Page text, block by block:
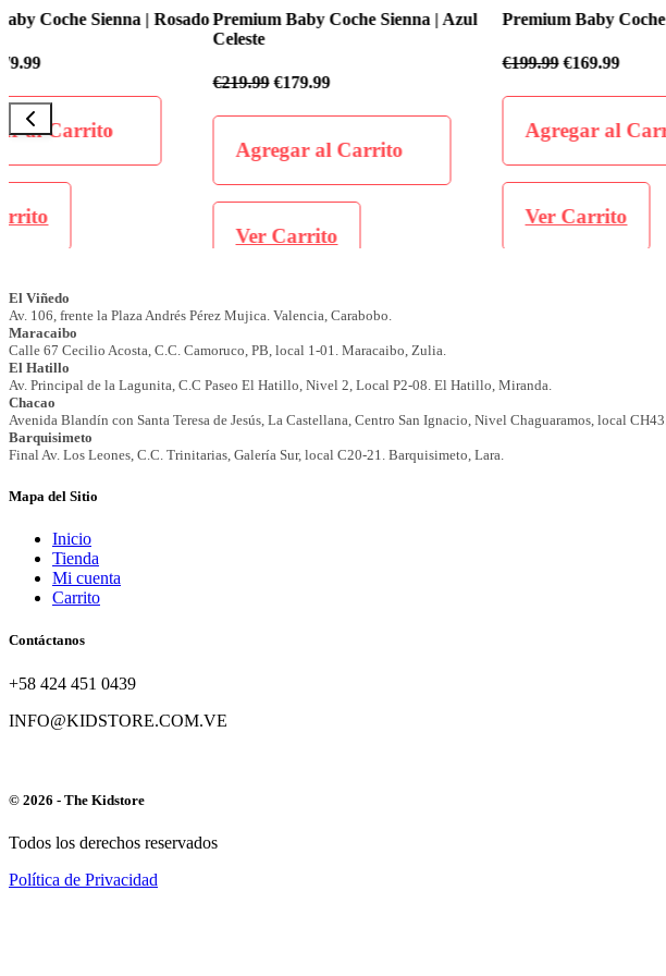
Premium Baby Coche Sienna | Azul
Premium Baby Coche Flexfly | RosadoPremium
Mapa del Sitio
Inicio
Tienda
Mi cuenta
Carrito
Contáctanos
+58 424 451 0439
INFO@KIDSTORE.COM.VE
© 2026 - The Kidstore
Todos los derechos reservados
Política de Privacidad